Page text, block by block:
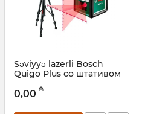
Səviyyə lazerli Bosch
Quigo Plus со штативом
Artikul:
0,00 ₼